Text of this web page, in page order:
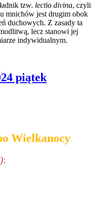
tzw. lectio divina, czyli
mnichów jest drugim obok
duchowych. Z zasady ta
lecz stanowi jej
indywidualnym.
piątek
Wielkanocy
: